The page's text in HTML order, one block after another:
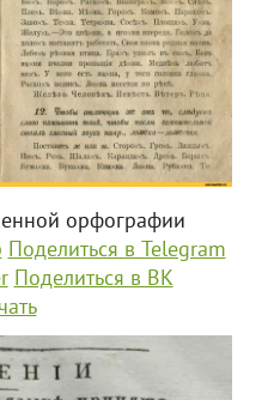
орфографии
Поделиться в Telegram
Поделиться в ВК